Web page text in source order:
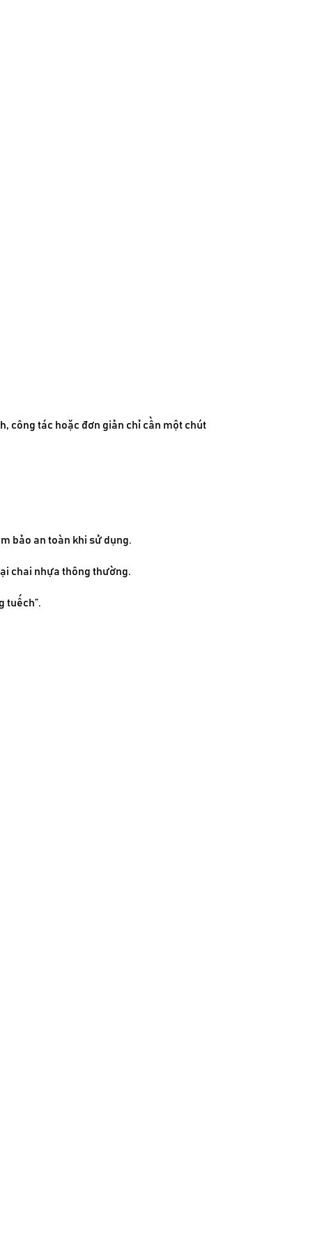
công tác hoặc đơn giản chỉ cần một chút
bảo an toàn khi sử dụng.
chai nhựa thông thường.
tuếch”.